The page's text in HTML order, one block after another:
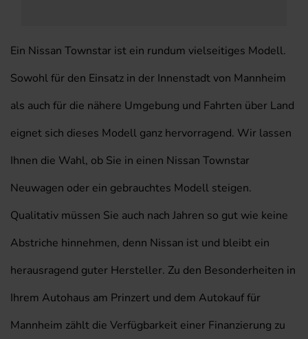
Ein Nissan Townstar ist ein rundum vielseitiges Modell.
Sowohl für den Einsatz in der Innenstadt von Mannheim
als auch für die nähere Umgebung und Fahrten über Land
eignet sich dieses Modell ganz hervorragend. Wir lassen
Ihnen die Wahl, ob Sie in einen Nissan Townstar
Neuwagen oder ein gebrauchtes Modell steigen.
Qualitativ müssen Sie auch nach Jahren so gut wie keine
Abstriche hinnehmen, denn Nissan ist und bleibt ein
herausragend guter Hersteller. Zu den Besonderheiten in
Ihrem Autohaus am Prinzert und dem Autokauf für
Mannheim zählt die Verfügbarkeit einer Finanzierung zu